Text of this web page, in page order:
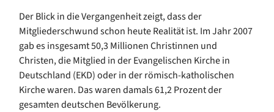
Der Blick in die Vergangenheit zeigt, dass der
Mitgliederschwund schon heute Realität ist. Im Jahr 2007
gab es insgesamt 50,3 Millionen Christinnen und
Christen, die Mitglied in der Evangelischen Kirche in
Deutschland (EKD) oder in der römisch-katholischen
Kirche waren. Das waren damals 61,2 Prozent der
gesamten deutschen Bevölkerung.